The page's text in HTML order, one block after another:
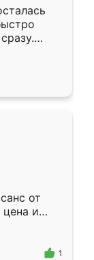
к
даже
от
и
1